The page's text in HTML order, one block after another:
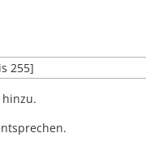
255]
hinzu.